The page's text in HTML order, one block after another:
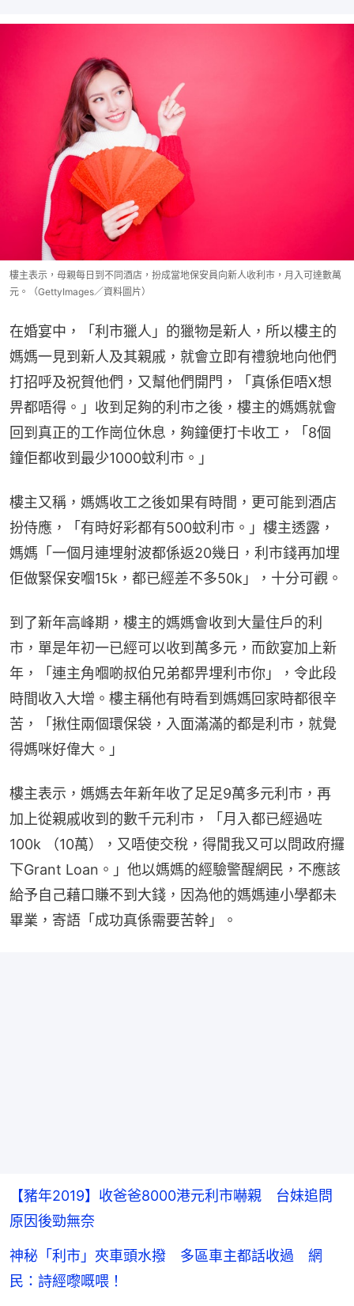
樓主表示，母親每日到不同酒店，扮成當地保安員向新人收利市，月入可達數萬
元。（GettyImages／資料圖片）
在婚宴中，「利市獵人」的獵物是新人，所以樓主的
媽媽一見到新人及其親戚，就會立即有禮貌地向他們
打招呼及祝賀他們，又幫他們開門，「真係佢唔X想
畀都唔得。」收到足夠的利市之後，樓主的媽媽就會
回到真正的工作崗位休息，夠鐘便打卡收工，「8個
鐘佢都收到最少1000蚊利市。」
樓主又稱，媽媽收工之後如果有時間，更可能到酒店
扮侍應，「有時好彩都有500蚊利市。」樓主透露，
媽媽「一個月連埋射波都係返20幾日，利市錢再加埋
佢做緊保安嗰15k，都已經差不多50k」，十分可觀。
到了新年高峰期，樓主的媽媽會收到大量住戶的利
市，單是年初一已經可以收到萬多元，而飲宴加上新
年，「連主角嗰啲叔伯兄弟都畀埋利市你」，令此段
時間收入大增。樓主稱他有時看到媽媽回家時都很辛
苦，「揪住兩個環保袋，入面滿滿的都是利市，就覺
得媽咪好偉大。」
樓主表示，媽媽去年新年收了足足9萬多元利市，再
加上從親戚收到的數千元利市，「月入都已經過咗
100k （10萬），又唔使交稅，得閒我又可以問政府攞
下Grant Loan。」他以媽媽的經驗警醒網民，不應該
給予自己藉口賺不到大錢，因為他的媽媽連小學都未
畢業，寄語「成功真係需要苦幹」。
【豬年2019】收爸爸8000港元利市嚇親 台妹追問
原因後勁無奈
神秘「利市」夾車頭水撥 多區車主都話收過 網
民：詩經嚟嘅喂！